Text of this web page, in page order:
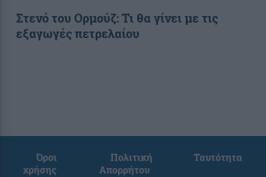
Στενό του Ορμούζ: Τι θα γίνει με τις
εξαγωγές πετρελαίου
Όροι
χρήσης
Πολιτική
Απορρήτου
Ταυτότητα